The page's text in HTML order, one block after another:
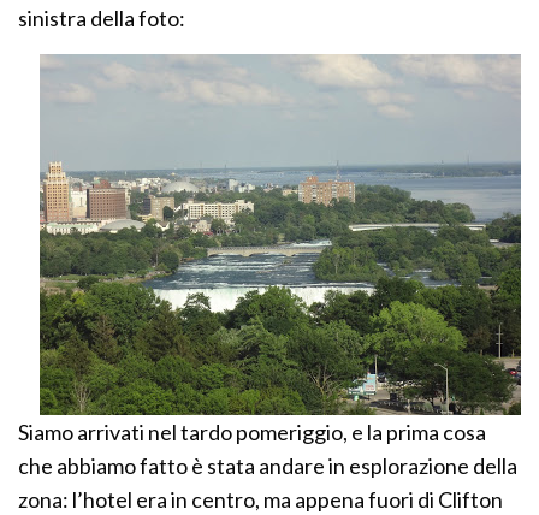
sinistra della foto:
Siamo arrivati nel tardo pomeriggio, e la prima cosa
che abbiamo fatto è stata andare in esplorazione della
zona: l’hotel era in centro, ma appena fuori di Clifton